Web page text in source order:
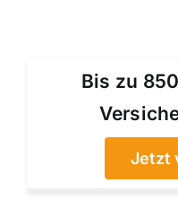
Bis zu
Jetzt